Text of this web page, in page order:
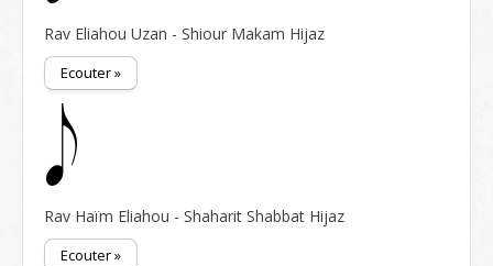
Rav Eliahou Uzan - Shiour Makam Hijaz
Ecouter »
Rav Haïm Eliahou - Shaharit Shabbat Hijaz
Ecouter »